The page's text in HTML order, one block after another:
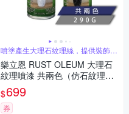
噴塗產生大理石紋理絲，提供裝飾的
美化石紋
樂立恩 RUST OLEUM 大理石
紋理噴漆 共兩色（仿石紋理／2
90g）
$699
券